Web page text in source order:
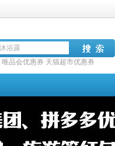
唯品会优惠券 天猫超市优惠券